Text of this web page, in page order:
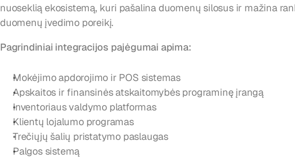
nuoseklią ekosistemą, kuri pašalina duomenų silosus ir mažina
duomenų įvedimo poreikį.
Pagrindiniai integracijos pajėgumai apima:
Mokėjimo apdorojimo ir POS sistemas
Apskaitos ir finansinės atskaitomybės programinę įrangą
Inventoriaus valdymo platformas
Klientų lojalumo programas
Trečiųjų šalių pristatymo paslaugas
Palgos sistemą